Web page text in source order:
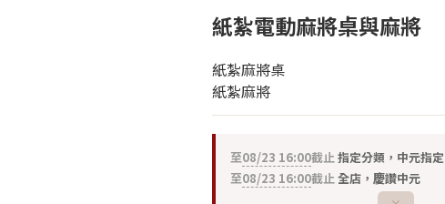
紙紮電動麻將桌與麻將
紙紮麻將桌
紙紮麻將
至08/23 16:00截止指定分類，中元指定
至08/23 16:00截止全店，慶讚中元